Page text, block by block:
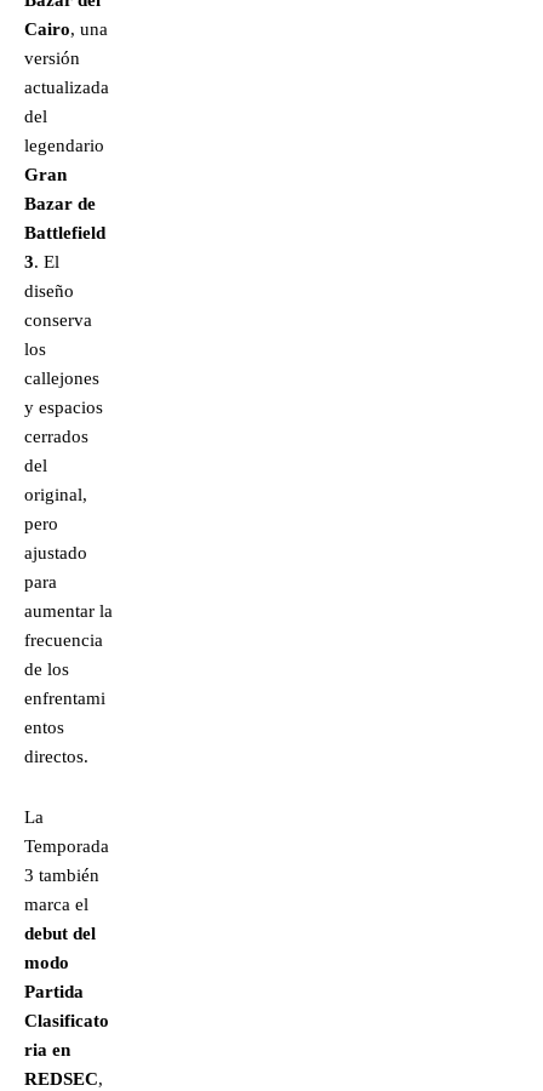
Cairo, una
versión
actualizada
del
legendario
Gran
Bazar de
Battlefield
3. El
diseño
conserva
los
callejones
y espacios
cerrados
del
original,
pero
ajustado
para
aumentar la
frecuencia
de los
enfrentami
entos
directos.
La
Temporada
3 también
marca el
debut del
modo
Partida
Clasificato
ria en
REDSEC,